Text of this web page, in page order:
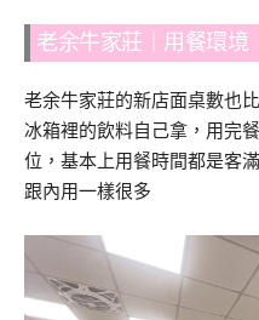
老余牛家莊｜用餐環境
老余牛家莊的新店面桌數也
冰箱裡的飲料自己拿，用完
位，基本上用餐時間都是客
跟內用一樣很多